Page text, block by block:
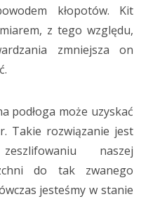
kłopotów. Kit
z tego względu,
zmniejsza on
podłoga może uzyskać
Takie rozwiązanie jest
naszej
do tak zwanego
jesteśmy w stanie